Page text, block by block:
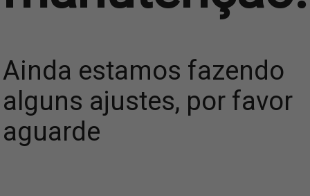
Ainda estamos fazendo
alguns ajustes, por favor
aguarde